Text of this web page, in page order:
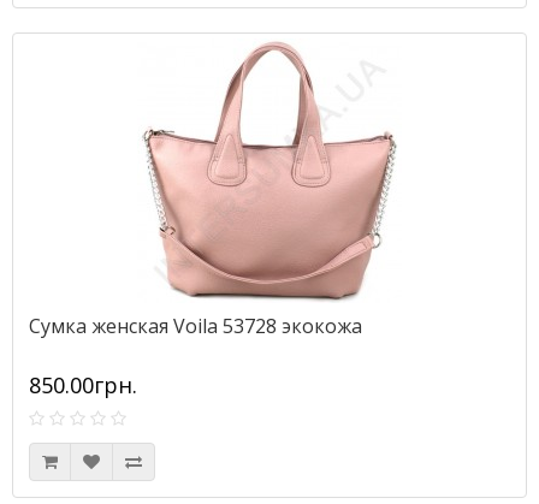
Сумка женская Voila 53728 экокожа
850.00грн.